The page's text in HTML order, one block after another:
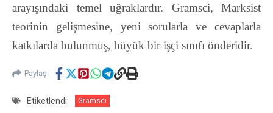
arayışındaki temel uğraklardır. Gramsci, Marksist
teorinin gelişmesine, yeni sorularla ve cevaplarla
katkılarda bulunmuş, büyük bir işçi sınıfı önderidir.
Paylaş
Etiketlendi: Gramsci